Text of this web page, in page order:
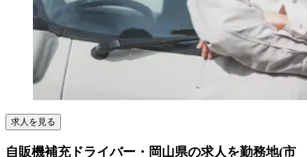
求人を見る
自販機補充ドライバー・岡山県の求人を勤務地(市